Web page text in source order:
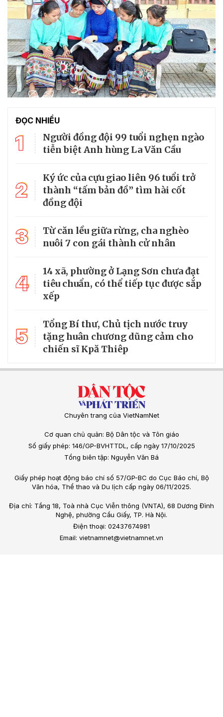
ĐỌC NHIỀU
1
Người đồng đội 99 tuổi nghẹn ngào
tiễn biệt Anh hùng La Văn Cầu
2
Ký ức của cựu giao liên 96 tuổi trở
thành “tấm bản đồ” tìm hài cốt
đồng đội
3
Từ căn lều giữa rừng, cha nghèo
nuôi 7 con gái thành cử nhân
4
14 xã, phường ở Lạng Sơn chưa đạt
tiêu chuẩn, có thể tiếp tục được sắp
xếp
5
Tổng Bí thư, Chủ tịch nước truy
tặng huân chương dũng cảm cho
chiến sĩ Kpă Thiêp
Chuyên trang của VietNamNet
Cơ quan chủ quản: Bộ Dân tộc và Tôn giáo
Số giấy phép: 146/GP-BVHTTDL, cấp ngày 17/10/2025
Tổng biên tập: Nguyễn Văn Bá
Giấy phép hoạt động báo chí số 57/GP-BC do Cục Báo chí, Bộ
Văn hóa, Thể thao và Du lịch cấp ngày 06/11/2025.
Địa chỉ: Tầng 18, Toà nhà Cục Viễn thông (VNTA), 68 Dương Đình
Nghệ, phường Cầu Giấy, TP. Hà Nội.
Điện thoại: 02437674981
Email: vietnamnet@vietnamnet.vn